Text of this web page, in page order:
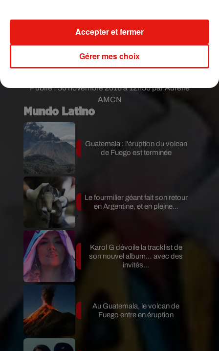
Publié : 30 novembre 2018 à 12h50 par Aurélie
AMCN
Mundo Latino
Guatemala : l'éruption du volcan
de Fuego est terminée
Le fourmilier géant fait son retour
en Argentine, et en pleine...
Karol G dévoile la tracklist de
son nouvel album… avec des
invités...
Au Guatemala, le volcan de
Fuego entre en éruption
Gérer mes choix
Accepter et fermer